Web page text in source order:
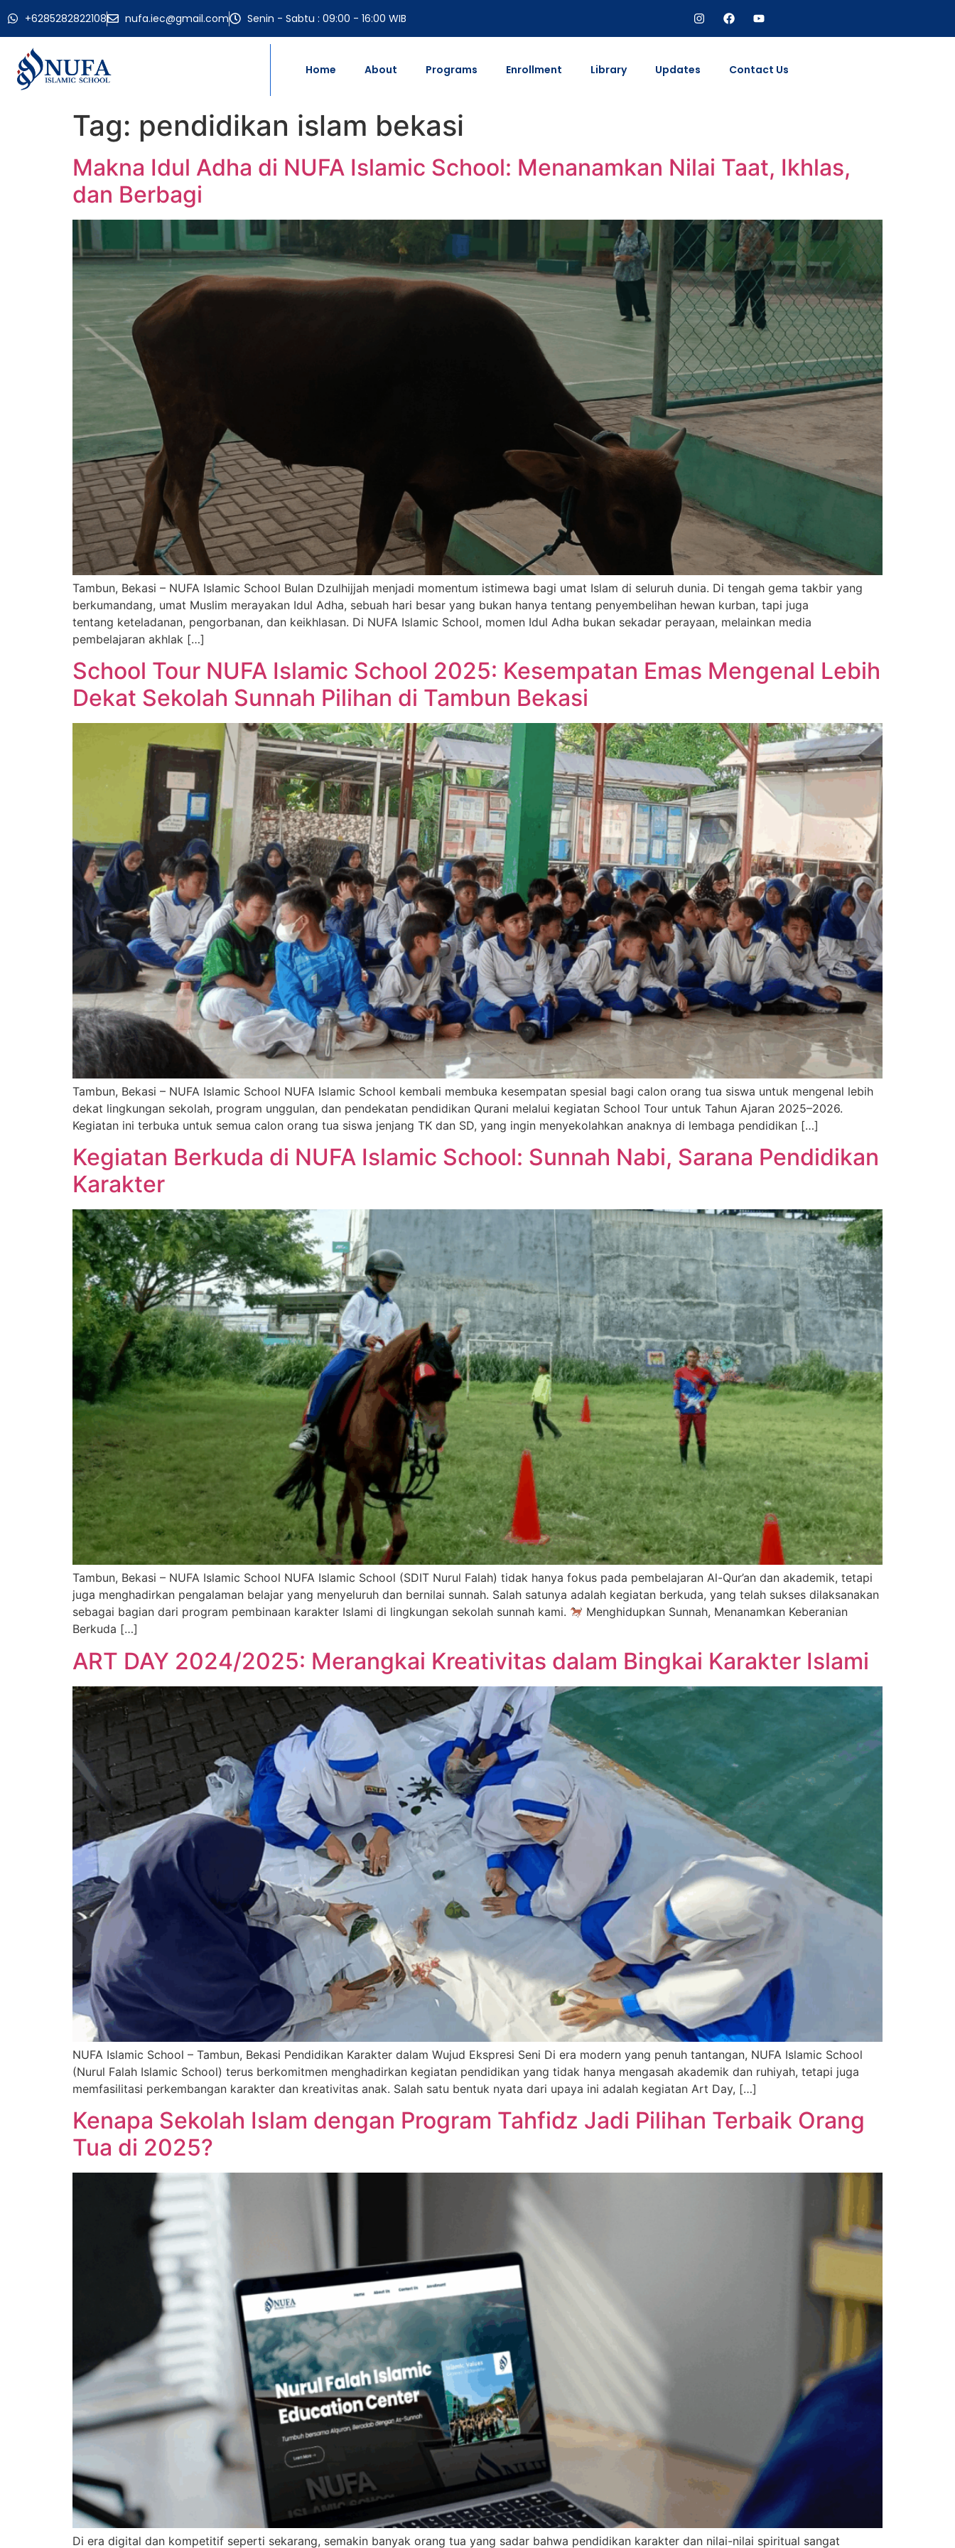
+6285282822108 nufa.iec@gmail.com Senin - Sabtu : 09:00 - 16:00 WIB
Home About Programs Enrollment Library Updates Contact Us
Tag: pendidikan islam bekasi
Makna Idul Adha di NUFA Islamic School: Menanamkan Nilai Taat, Ikhlas,
dan Berbagi
Tambun, Bekasi – NUFA Islamic School Bulan Dzulhijjah menjadi momentum istimewa bagi umat Islam di seluruh dunia. Di tengah gema takbir yang
berkumandang, umat Muslim merayakan Idul Adha, sebuah hari besar yang bukan hanya tentang penyembelihan hewan kurban, tapi juga
tentang keteladanan, pengorbanan, dan keikhlasan. Di NUFA Islamic School, momen Idul Adha bukan sekadar perayaan, melainkan media
pembelajaran akhlak […]
School Tour NUFA Islamic School 2025: Kesempatan Emas Mengenal Lebih
Dekat Sekolah Sunnah Pilihan di Tambun Bekasi
Tambun, Bekasi – NUFA Islamic School NUFA Islamic School kembali membuka kesempatan spesial bagi calon orang tua siswa untuk mengenal lebih
dekat lingkungan sekolah, program unggulan, dan pendekatan pendidikan Qurani melalui kegiatan School Tour untuk Tahun Ajaran 2025–2026.
Kegiatan ini terbuka untuk semua calon orang tua siswa jenjang TK dan SD, yang ingin menyekolahkan anaknya di lembaga pendidikan […]
Kegiatan Berkuda di NUFA Islamic School: Sunnah Nabi, Sarana Pendidikan
Karakter
Tambun, Bekasi – NUFA Islamic School NUFA Islamic School (SDIT Nurul Falah) tidak hanya fokus pada pembelajaran Al-Qur’an dan akademik, tetapi
juga menghadirkan pengalaman belajar yang menyeluruh dan bernilai sunnah. Salah satunya adalah kegiatan berkuda, yang telah sukses dilaksanakan
sebagai bagian dari program pembinaan karakter Islami di lingkungan sekolah sunnah kami.
Menghidupkan Sunnah, Menanamkan Keberanian
Berkuda […]
ART DAY 2024/2025: Merangkai Kreativitas dalam Bingkai Karakter Islami
NUFA Islamic School – Tambun, Bekasi Pendidikan Karakter dalam Wujud Ekspresi Seni Di era modern yang penuh tantangan, NUFA Islamic School
(Nurul Falah Islamic School) terus berkomitmen menghadirkan kegiatan pendidikan yang tidak hanya mengasah akademik dan ruhiyah, tetapi juga
memfasilitasi perkembangan karakter dan kreativitas anak. Salah satu bentuk nyata dari upaya ini adalah kegiatan Art Day, […]
Kenapa Sekolah Islam dengan Program Tahfidz Jadi Pilihan Terbaik Orang
Tua di 2025?
Di era digital dan kompetitif seperti sekarang, semakin banyak orang tua yang sadar bahwa pendidikan karakter dan nilai-nilai spiritual sangat